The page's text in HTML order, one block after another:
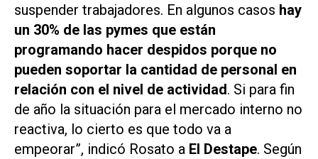
suspender trabajadores. En algunos casos hay
un 30% de las pymes que están
programando hacer despidos porque no
pueden soportar la cantidad de personal en
relación con el nivel de actividad. Si para fin
de año la situación para el mercado interno no
reactiva, lo cierto es que todo va a
empeorar”, indicó Rosato a El Destape. Según